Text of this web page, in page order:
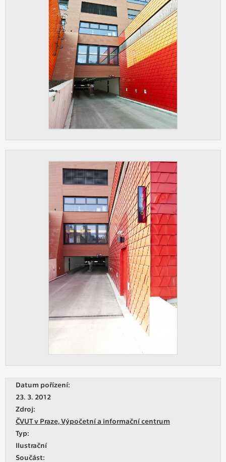
Datum pořízení:
23. 3. 2012
Zdroj:
ČVUT v Praze, Výpočetní a informační centrum
Typ:
Ilustrační
Součást: